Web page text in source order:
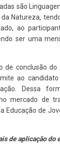
são
Natureza,
ao
ser uma
de conclusão
ao
Dessa
mercado de
Educação de
de aplicação do